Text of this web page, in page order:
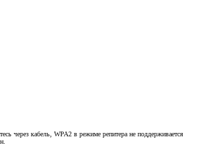
через кабель, WPA2 в режиме репитера не поддерживается